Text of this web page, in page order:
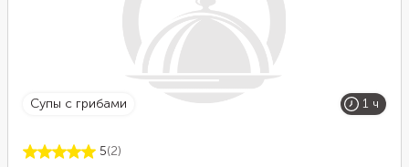
супы с грибами 1 ч
5(2)